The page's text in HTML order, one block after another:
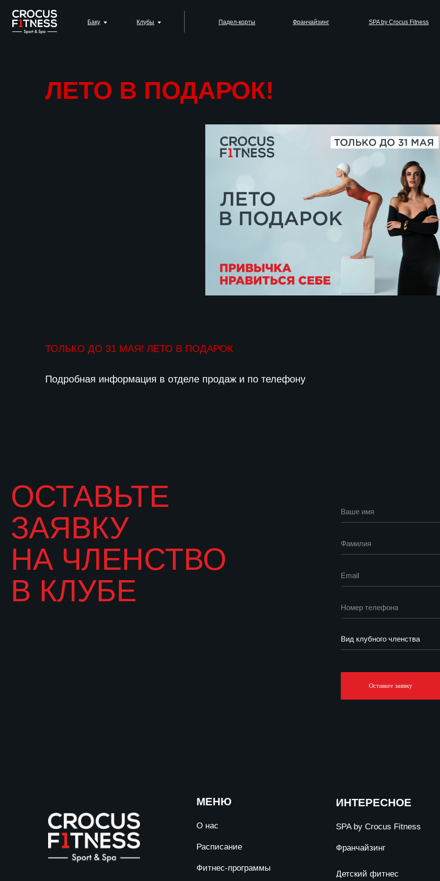
Войти
Франчайзинг
Клубы Падел-корты
Баку SPA by Crocus Fitness
ЛЕТО В ПОДАРОК!
ТОЛЬКО ДО 31 МАЯ! ЛЕТО В ПОДАРОК
Подробная информация в отделе продаж и по телефону
НА ЧЛЕНСТВО
В КЛУБЕ
Оставьте заявку
МЕНЮ
О нас
Расписание
Фитнес-программы
ИНТЕРЕСНОЕ
SPA by Crocus Fitness
Франчайзинг
Детский фитнес